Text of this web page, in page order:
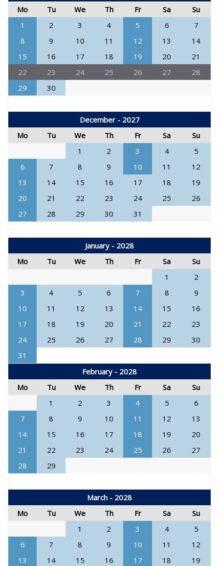
Mo
Tu We Th Fr Sa
Su
1
2 3 4 5 6
7
8
9 10 11 12 13
14
15
16 17 18 19 20
21
22
23 24 25 26 27
28
29
30
December - 2027
Mo
Tu We Th Fr Sa
Su
1
2 3 4
5
6
7 8 9 10 11
12
13
14 15 16 17 18
19
20
21 22 23 24 25
26
27
28 29 30 31
January - 2028
Mo
Tu We Th Fr Sa
Su
1
2
3
4 5 6 7 8
9
10
11 12 13 14 15
16
17
18 19 20 21 22
23
24
25 26 27 28 29
30
31
February - 2028
Mo
Tu We Th Fr Sa
Su
1
2 3 4 5
6
7
8 9 10 11 12
13
14
15 16 17 18 19
20
21
22 23 24 25 26
27
28
29
March - 2028
Mo
Tu We Th Fr Sa
Su
1
2 3 4
5
6
7 8 9 10 11
12
13
14 15 16 17 18
19